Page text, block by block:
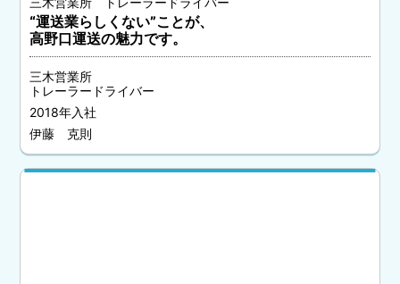
“運送業らしくない”ことが、
高野口運送の魅力です。
三木営業所
トレーラードライバー
2018年入社
伊藤 克則